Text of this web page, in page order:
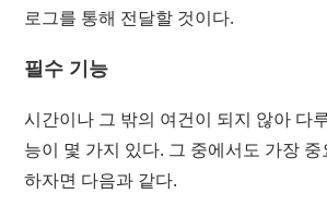
로그를 통해 전달할 것이다.
필수 기능
시간이나 그 밖의 여건이 되지 않아 다
능이 몇 가지 있다. 그 중에서도 가장
하자면 다음과 같다.